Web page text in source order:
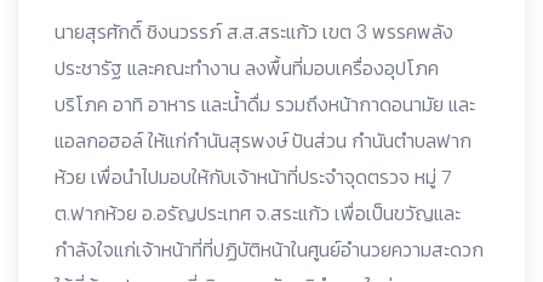
นายสุรศักดิ์ ชิงนวรรภ์ ส.ส.สระแก้ว เขต 3 พรรคพลัง
ประชารัฐ และคณะทำงาน ลงพื้นที่มอบเครื่องอุปโภค
บริโภค อาทิ อาหาร และน้ำดื่ม รวมถึงหน้ากาดอนามัย และ
แอลกอฮอล์ ให้แก่กำนันสุรพงษ์ ปันส่วน กำนันตำบลฟาก
ห้วย เพื่อนำไปมอบให้กับเจ้าหน้าที่ประจำจุดตรวจ หมู่ 7
ต.ฟากห้วย อ.อรัญประเทศ จ.สระแก้ว เพื่อเป็นขวัญและ
กำลังใจแก่เจ้าหน้าที่ที่ปฏิบัติหน้าในศูนย์อำนวยความสะดวก